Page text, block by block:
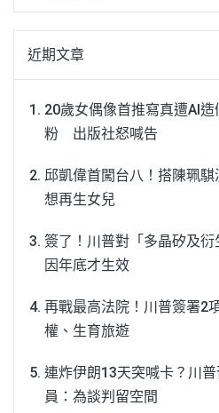
近期文章
20歲女偶像首推寫真遭AI
粉 出版社怒喊告
邱凱偉首闖台八！搭陳珮
想再生女兒
簽了！川普對「多晶矽及
因年底才生效
再戰最高法院！川普簽署
權、生育旅遊
連炸伊朗13天突喊卡？川
員：為談判留空間